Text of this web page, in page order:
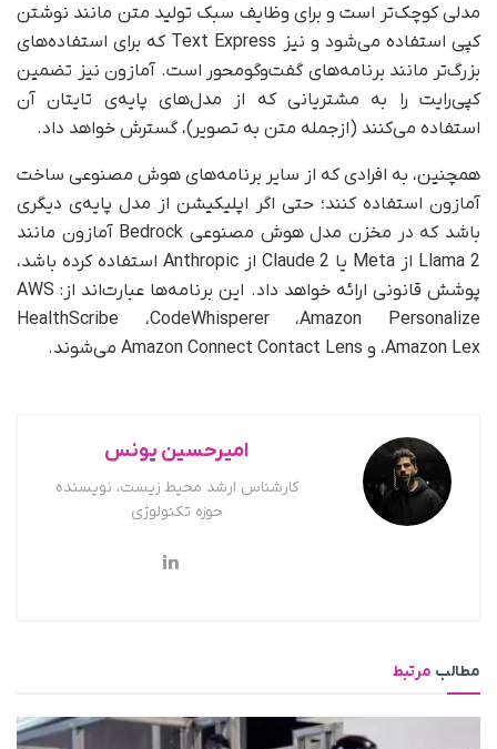
مدلی کوچک‌تر است و برای وظایف سبک تولید متن مانند نوشتن
کپی استفاده می‌شود و نیز Text Express که برای استفاده‌های
بزرگ‌تر مانند برنامه‌های گفت‌وگومحور است. آمازون نیز تضمین
کپی‌رایت را به مشتریانی که از مدل‌های پایه‌ی تایتان آن
استفاده می‌کنند (از‌جمله متن به تصویر)، گسترش خواهد داد.
همچنین، به افرادی که از سایر برنامه‌های هوش مصنوعی ساخت
آمازون استفاده کنند؛ حتی اگر اپلیکیشن از مدل پایه‌ی دیگری
باشد که در مخزن مدل هوش مصنوعی Bedrock آمازون مانند
Llama 2 از Meta یا Claude 2 از Anthropic استفاده کرده باشد،
پوشش قانونی ارائه خواهد داد. این برنامه‌ها عبارت‌اند از: AWS
HealthScribe ،‌CodeWhisperer ،‌Amazon Personalize
،‌Amazon Lex و Amazon Connect Contact Lens می‌شوند.
امیرحسین یونس
کارشناس ارشد محیط زیست، نویسنده
حوزه تکنولوژی
مطالب مرتبط